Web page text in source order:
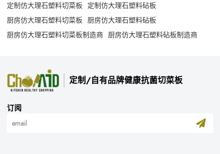
定制仿大理石塑料切菜板 定制仿大理石塑料砧板
厨房仿大理石塑料切菜板 厨房仿大理石塑料砧板
厨房仿大理石塑料切菜板制造商 厨房仿大理石塑料砧板制造商
定制/自有品牌健康抗菌切菜板
订阅